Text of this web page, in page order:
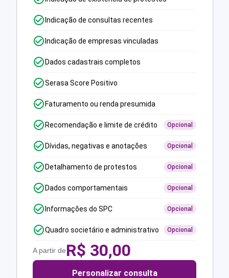
Indicação de consultas recentes
Indicação de empresas vinculadas
Dados cadastrais completos
Serasa Score Positivo
Faturamento ou renda presumida
Recomendação e limite de crédito Opcional
Dívidas, negativas e anotações Opcional
Detalhamento de protestos Opcional
Dados comportamentais Opcional
Informações do SPC Opcional
Quadro societário e administrativo Opcional
A partir deR$ 30,00
Personalizar consulta